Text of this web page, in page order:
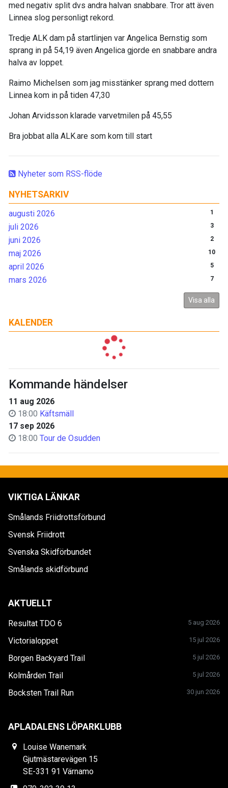
Nyheter som RSS-flöde
NYHETSARKIV
augusti 2026 1
juli 2026 3
juni 2026 2
maj 2026 10
april 2026 5
mars 2026 7
Visa alla
med negativ split dvs andra halvan snabbare. Tror att även
Linnea slog personligt rekord.
Tredje ALK dam på startlinjen var Angelica Bernstig som
sprang in på 54,19 även Angelica gjorde en snabbare andra
halva av loppet.
Raimo Michelsen som jag misstänker sprang med dottern
Linnea kom in på tiden 47,30
Johan Arvidsson klarade varvetmilen på 45,55
Bra jobbat alla ALK.are som kom till start
KALENDER
Kommande händelser
11 aug 2026
18:00 Käftsmäll
17 sep 2026
18:00 Tour de Osudden
VIKTIGA LÄNKAR
Smålands Friidrottsförbund
Svensk Friidrott
Svenska Skidförbundet
Smålands skidförbund
AKTUELLT
Resultat TDO 6 5 aug 2026
Victorialoppet 15 jul 2026
Borgen Backyard Trail 5 jul 2026
Kolmården Trail 5 jul 2026
Bocksten Trail Run 30 jun 2026
APLADALENS LÖPARKLUBB
Louise Wanemark
Gjutmästarevägen 15
SE-331 91 Värnamo